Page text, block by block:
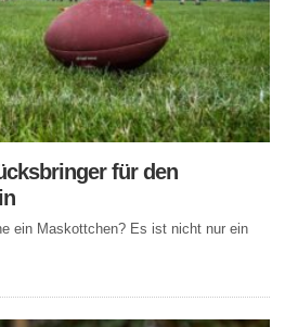
für den
ein Maskottchen? Es ist nicht nur ein